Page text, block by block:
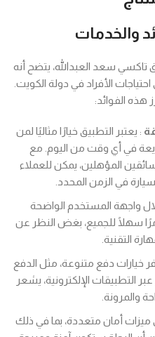
والخدمات
سعد العبدالله، يتضح أنه
الأفراد في دولة الكويت.
هذه الفوائد:
: يعتبر التطبيق خيارًا مثاليًا لمن
في أي وقت من اليوم. مع
المؤهلين، يمكن للعملاء
في الزمن المحدد.
واجهة المستخدم الواضحة
سهلًا للجميع، بغض النظر عن
التقنية.
خيارات دفع متنوعة، مثل الدفع
عبر التطبيقات الإلكترونية، يشعر
والمرونة.
أمان متعددة، بما في ذلك